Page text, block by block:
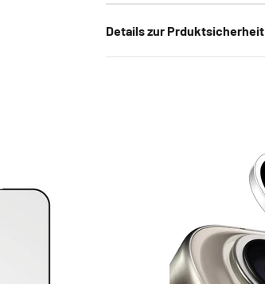
Details zur Prduktsicherheit